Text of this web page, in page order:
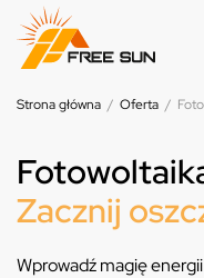
Strona główna / Oferta /
Zacznij
Wprowadź magię